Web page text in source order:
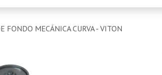
FONDO MECÁNICA CURVA - VITON